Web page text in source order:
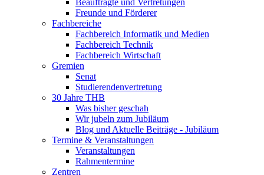
Beauftragte und Vertretungen
Freunde und Förderer
Fachbereiche
Fachbereich Informatik und Medien
Fachbereich Technik
Fachbereich Wirtschaft
Gremien
Senat
Studierendenvertretung
30 Jahre THB
Was bisher geschah
Wir jubeln zum Jubiläum
Blog und Aktuelle Beiträge - Jubiläum
Termine & Veranstaltungen
Veranstaltungen
Rahmentermine
Zentren